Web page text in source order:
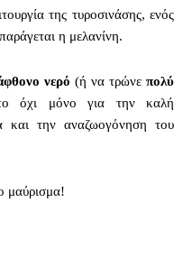
της τυροσινάσης, ενός
η μελανίνη.
νερό (ή να τρώνε πολύ
όχι μόνο για την καλή
και την αναζωογόνηση του
μαύρισμα!